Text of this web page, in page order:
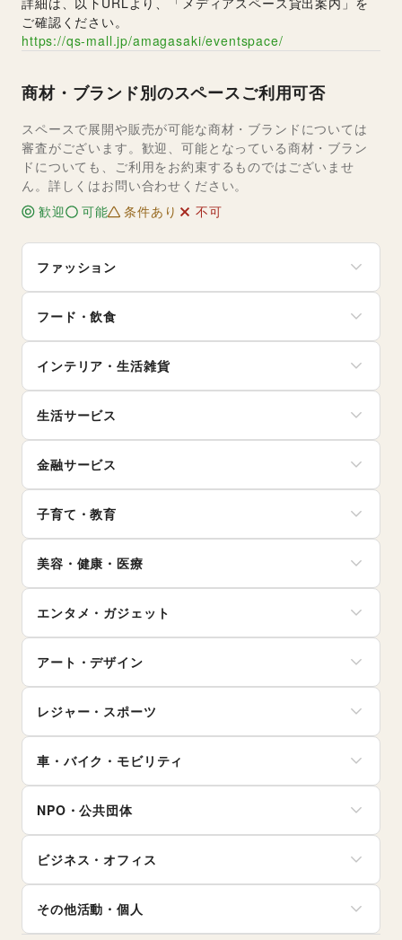
ご確認ください。
https://qs-mall.jp/amagasaki/eventspace/
商材・ブランド別のスペースご利用可否
スペースで展開や販売が可能な商材・ブランドについては
審査がございます。歓迎、可能となっている商材・ブラン
ドについても、ご利用をお約束するものではございませ
ん。詳しくはお問い合わせください。
歓迎
可能 条件あり 不可
ファッション
レディースファッション
ユニセックス
インナー・ルームウェア
キッズ・ベビー・マタニティ
スポーツ
シーズナルウェア
腕時計
靴
バッグ・革小物
ファッション雑貨
和服・着物
古着
その他ファッション
フード・飲食
和菓子
パン
お弁当・惣菜
軽食・ホットスナック
コーヒー・紅茶
その他飲料
食材・調味料
物産展・マルシェ
キッチンカー・移動販売
野菜・果物・生鮮食品
その他フード・飲食
インテリア・生活雑貨
寝具・ベッド
家具・家電
キッチン雑貨・調理器具
掃除用品・生活便利品
文房具
手芸・ハンドメイド
花・盆栽・ドライフラワー
犬・猫・ペット
日用雑貨
食器・陶磁器
その他インテリア・生活雑貨
生活サービス
インターネット・プロバイダ
電気・ガス
ウォーターサーバー
ハウスクリーニング・家事代行
定期宅配
リサイクル雑貨・古本
冠婚葬祭
資格・習い事
リフォーム
住宅（購入・賃貸）
たばこ
修理・メンテナンス
就職・転職・求人
金融サービス
保険
銀行
住宅ローン
証券・FX
不動産投資
その他金融サービス
子育て・教育
ランドセル
学習教材・通信教育
子供向け教室・レッスン
塾・家庭教師
おもちゃ・絵本
その他子育て・教育
美容・健康・医療
ダイエット・健康グッズ
美容・コスメ・香水
ヘアケア・シャンプー
美容家電
ヘアサロン・ネイルサロン
マッサージ・整体
女性用品・フェムテック
コンタクトレンズ
医療・医薬品
その他美容・健康
エンタメ・ガジェット
スマホアクセサリー
ガジェット
ゲーム
アニメ
コミック・マンガ
アイドル・芸能人
CD・DVD・本・雑誌
Webメディア・アプリ
テレビ・ドラマ
映画
音楽・ライブ
演劇
占い
アート・デザイン
写真・イラストレーション
立体作品・彫刻
その他アート・デザイン
レジャー・スポーツ
キャンプ・アウトドア
野球
サッカー
バスケットボール
ゴルフ
その他レジャー・スポーツ
車・バイク・モビリティ
バイク・オートバイ
自転車・ロードバイク
マイクロモビリティ
その他車・バイク・モビリティ
NPO・公共団体
外国団体・大使館
募金・寄付
NPO・ボランティア活動
その他NPO・公共団体
ビジネス・オフィス
オフィス家具・OA機器
イベント企画・運営
その他活動・個人